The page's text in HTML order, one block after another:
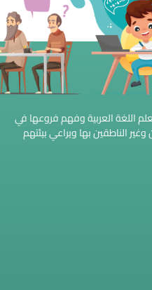
اللغة العربية وفهم فروعها في
الناطقين بها ويراعي بيئتهم